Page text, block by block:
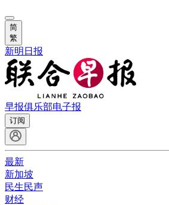
简
繁
新明日报
早报俱乐部电子报
订阅
最新
新加坡
民生民声
财经